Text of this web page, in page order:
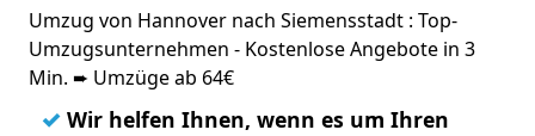
Umzug von Hannover nach Siemensstadt : Top-
Umzugsunternehmen - Kostenlose Angebote in 3
Min. ➨ Umzüge ab 64€
✓ Wir helfen Ihnen, wenn es um Ihren